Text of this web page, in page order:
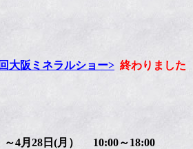
大阪ミネラルショー> 終わりました
～4月28日(月） 10:00～18:00